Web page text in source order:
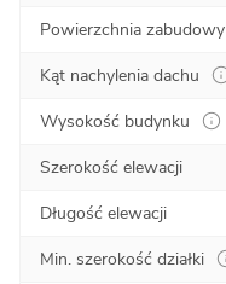
Powierzchnia zabudowy
Kąt nachylenia dachu
Wysokość budynku
Szerokość elewacji
Długość elewacji
Min. szerokość działki